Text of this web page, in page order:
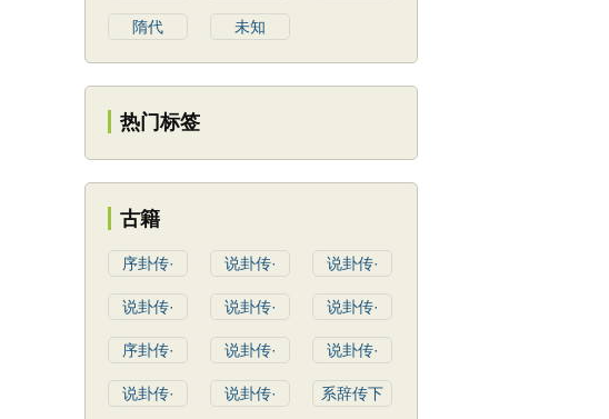
隋代 未知
热门标签
古籍
序卦传· 说卦传· 说卦传·
说卦传· 说卦传· 说卦传·
序卦传· 说卦传· 说卦传·
说卦传· 说卦传· 系辞传下